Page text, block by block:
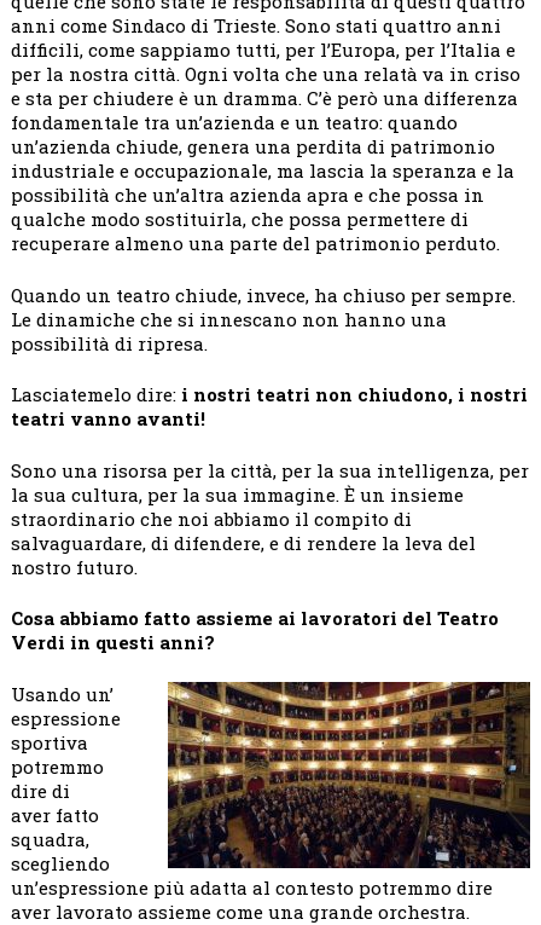
anni come Sindaco di Trieste. Sono stati quattro anni
difficili, come sappiamo tutti, per l’Europa, per l’Italia e
per la nostra città. Ogni volta che una relatà va in criso
e sta per chiudere è un dramma. C’è però una differenza
fondamentale tra un’azienda e un teatro: quando
un’azienda chiude, genera una perdita di patrimonio
industriale e occupazionale, ma lascia la speranza e la
possibilità che un’altra azienda apra e che possa in
qualche modo sostituirla, che possa permettere di
recuperare almeno una parte del patrimonio perduto.
Quando un teatro chiude, invece, ha chiuso per sempre.
Le dinamiche che si innescano non hanno una
possibilità di ripresa.
Lasciatemelo dire: i nostri teatri non chiudono, i nostri
teatri vanno avanti!
Sono una risorsa per la città, per la sua intelligenza, per
la sua cultura, per la sua immagine. È un insieme
straordinario che noi abbiamo il compito di
salvaguardare, di difendere, e di rendere la leva del
nostro futuro.
Cosa abbiamo fatto assieme ai lavoratori del Teatro
Verdi in questi anni?
Usando un’
espressione
sportiva
potremmo
dire di
aver fatto
squadra,
scegliendo
un’espressione più adatta al contesto potremmo dire
aver lavorato assieme come una grande orchestra.